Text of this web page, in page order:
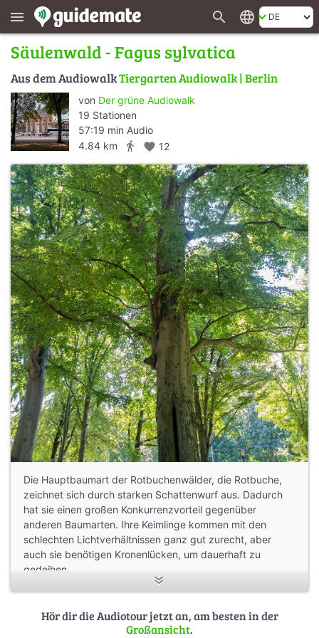
menu search language
Säulenwald - Fagus sylvatica
Aus dem AudiowalkTiergarten Audiowalk | Berlin
von Der grüne Audiowalk
19 Stationen
57:19 min Audio
4.84 km
directions_walk favorite 12
Die Hauptbaumart der Rotbuchenwälder, die Rotbuche,
zeichnet sich durch starken Schattenwurf aus. Dadurch
hat sie einen großen Konkurrenzvorteil gegenüber
anderen Baumarten. Ihre Keimlinge kommen mit den
schlechten Lichtverhältnissen ganz gut zurecht, aber
auch sie benötigen Kronenlücken, um dauerhaft zu
gedeihen.
Hallenwälder ausgebildet. Dieses sind einschichtige,
strukturarme Bestände, die durch die Bewirtschaftung
Hör dir die Audiotour jetzt an, am besten in der
Großansicht.